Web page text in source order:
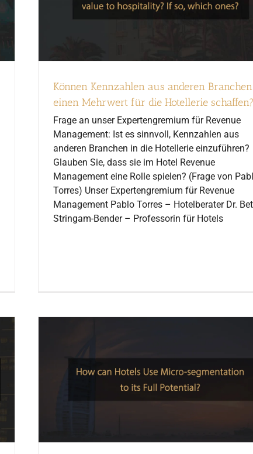
Können Kennzahlen aus anderen Branchen
einen Mehrwert für die Hotellerie
Frage an unser Expertengremium für Revenue
Management: Ist es sinnvoll, Kennzahlen aus
anderen Branchen in die Hotellerie einzuführen?
Glauben Sie, dass sie im Hotel Revenue
Management eine Rolle spielen? (Frage von
Torres) Unser Expertengremium für Revenue
Management Pablo Torres – Hotelberater Dr.
Stringam-Bender – Professorin für Hotels